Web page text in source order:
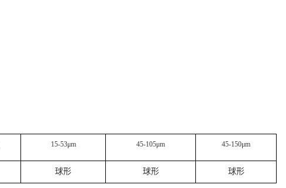
15-53μm 45-105μm 45-150μm
球形 球形 球形